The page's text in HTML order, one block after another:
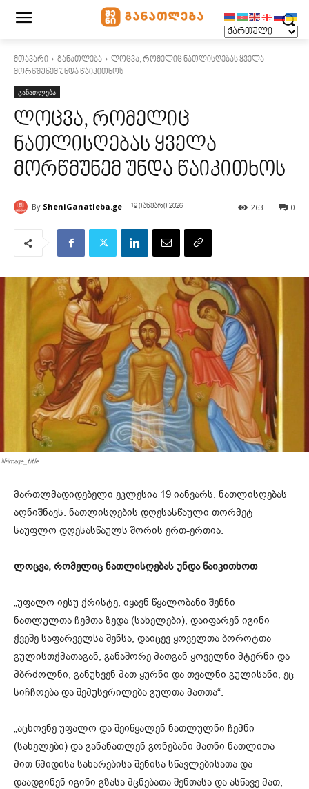
მთავარი განათლება
ლოცვა, რომელიც ნათლისღებას ყველა
მორწმუნემ უნდა წაიკითხოს
განათლება
ლოცვა, რომელიც
ნათლისღებას ყველა
მორწმუნემ უნდა წაიკითხოს
By SheniGanatleba.ge 19 იანვარი 2026 0
263
#image_title
მართლმადიდებელი ეკლესია 19 იანვარს, ნათლისღებას
აღნიშნავს. ნათლისღების დღესასწაული თორმეტ
საუფლო დღესასწაულს შორის ერთ-ერთია.
ლოცვა, რომელიც ნათლისღებას უნდა წაიკითხოთ
„უფალო იესუ ქრისტე, იყავნ წყალობანი შენნი
ნათლულთა ჩემთა ზედა (სახელები), დაიფარენ იგინი
ქვეშე საფარველსა შენსა, დაიცევ ყოველთა ბოროტთა
გულისთქმათაგან, განაშორე მათგან ყოველნი მტერნი და
მბრძოლნი, განუხვენ მათ ყურნი და თვალნი გულისანი, ეც
სიჩჩოება და შემუსვრილება გულთა მათთა“.
„აცხოვნე უფალო და შეიწყალენ ნათლულნი ჩემნი
(სახელები) და განანათლენ გონებანი მათნი ნათლითა
მით წმიდისა სახარებისა შენისა სწავლებისათა და
დაადგინენ იგინი გზასა მცნებათა შენთასა და ასწავე მათ,